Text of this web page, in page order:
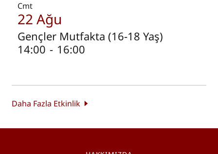
Cmt
22 Ağu
Gençler Mutfakta (16-18 Yaş)
14:00 - 16:00
Daha Fazla Etkinlik